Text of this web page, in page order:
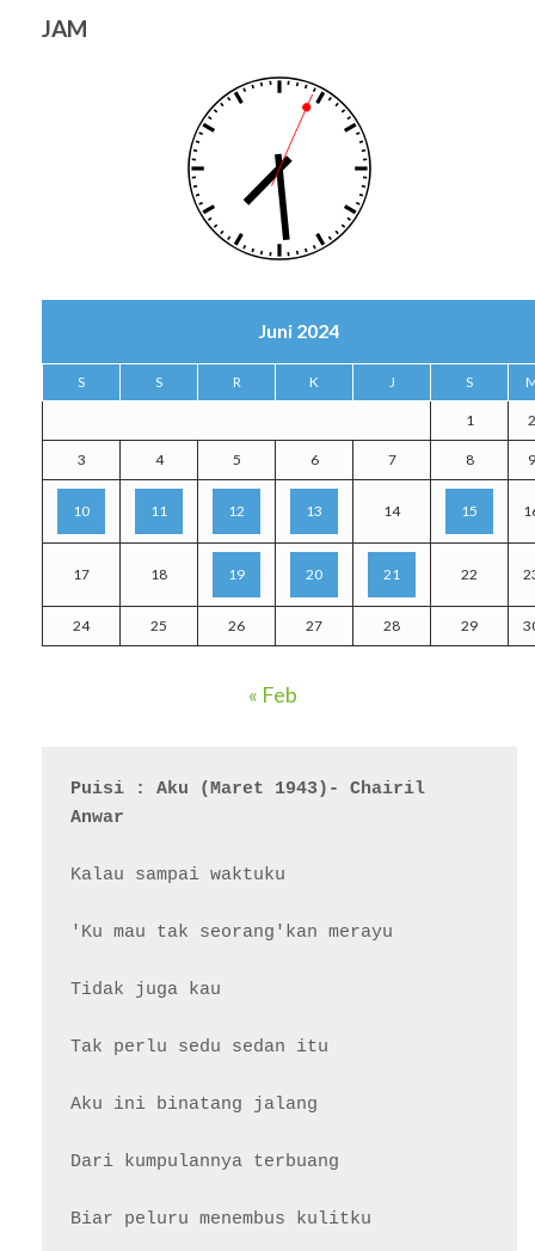
JAM
Juni 2024
S S R K J S
1 2
3 4 5 6 7 8 9
10 11 12 13 14 15
17 18 19 20 21 22
24 25 26 27 28 29
« Feb
Puisi : Aku (Maret 1943)- Chairil
Anwar
Kalau sampai waktuku
'Ku mau tak seorang'kan merayu
Tidak juga kau
Tak perlu sedu sedan itu
Aku ini binatang jalang
Dari kumpulannya terbuang
Biar peluru menembus kulitku